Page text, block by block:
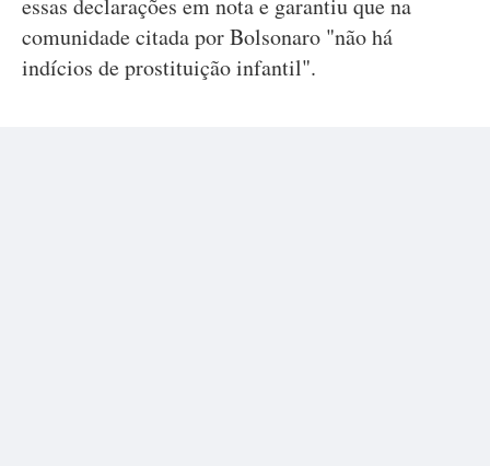
essas declarações em nota e garantiu que na
comunidade citada por Bolsonaro "não há
indícios de prostituição infantil".